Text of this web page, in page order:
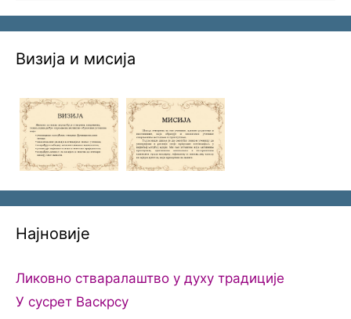
Визија и мисија
Најновије
Ликовно стваралаштво у духу традиције
У сусрет Васкрсу